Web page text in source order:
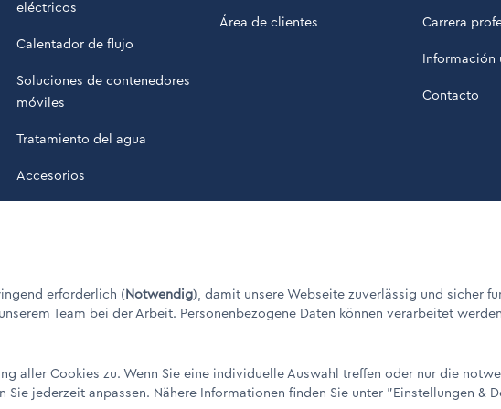
eléctricos
Calentador de flujo
Soluciones de contenedores
móviles
Tratamiento del agua
Accesorios
Área de clientes
Carrera
Información
Contacto
"Made in Germany" / © 1960 - 2026
erforderlich (Notwendig), damit unsere Webseite zuverlässig und sicher
Team bei der Arbeit. Personenbezogene Daten können verarbeitet
aller Cookies zu. Wenn Sie eine individuelle Auswahl treffen oder nur die
Sie jederzeit anpassen. Nähere Informationen finden Sie unter "Einstellungen &